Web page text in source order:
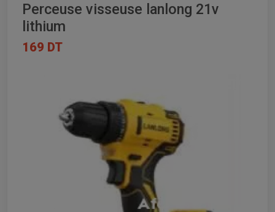
Perceuse visseuse lanlong 21v
lithium
169 DT